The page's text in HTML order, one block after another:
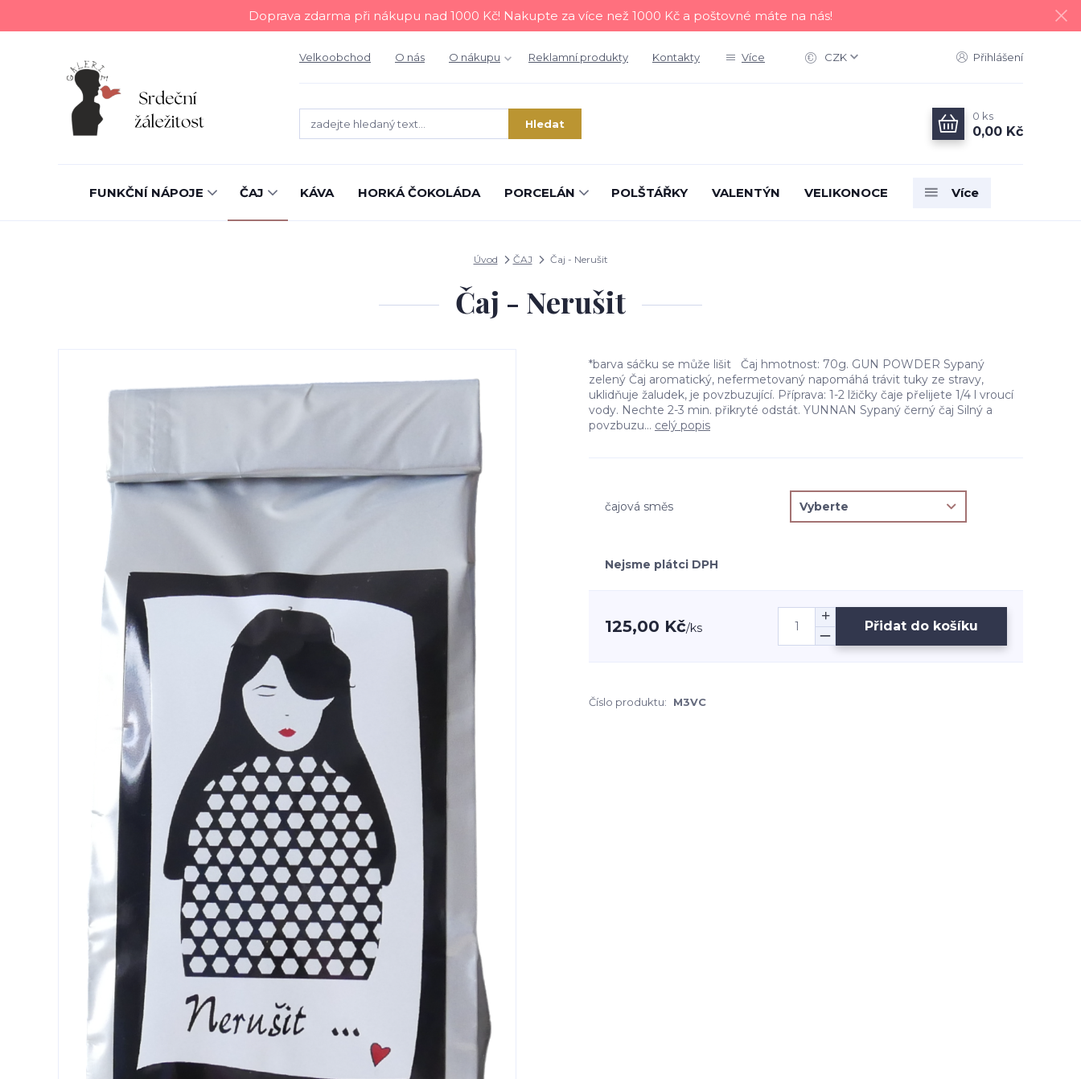
Doprava zdarma při nákupu nad 1000 Kč! Nakupte za více než 1000 Kč a poštovné máte na nás!
Velkoobchod O nás O nákupu Reklamní produkty Kontakty Více CZK Přihlášení
Hledat
0 ks
0,00 Kč
FUNKČNÍ NÁPOJE ČAJ KÁVA HORKÁ ČOKOLÁDA PORCELÁN POLŠTÁŘKY VALENTÝN VELIKONOCE Více
Úvod ČAJ Čaj - Nerušit
Čaj - Nerušit
*barva sáčku se může lišit Čaj hmotnost: 70g. GUN POWDER Sypaný
zelený Čaj aromatický, nefermetovaný napomáhá trávit tuky ze stravy,
uklidňuje žaludek, je povzbuzující. Příprava: 1-2 lžičky čaje přelijete 1/4 l vroucí
vody. Nechte 2-3 min. přikryté odstát. YUNNAN Sypaný černý čaj Silný a
povzbuzu... celý popis
čajová směs
Nejsme plátci DPH
125,00 Kč/ks Přidat do košíku
Číslo produktu: M3VC